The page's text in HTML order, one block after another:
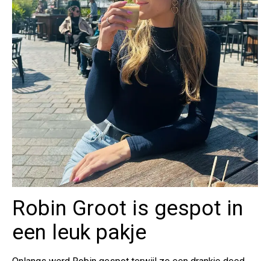
Robin Groot is gespot in
een leuk pakje